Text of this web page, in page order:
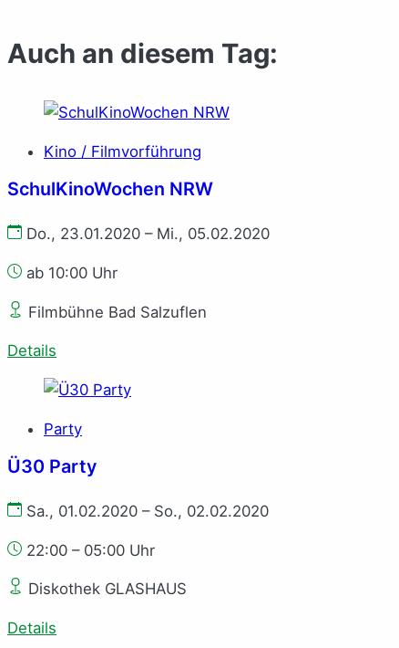
Auch an diesem Tag:
Kino / Filmvorführung
SchulKinoWochen NRW
Do., 23.01.2020 – Mi., 05.02.2020
ab 10:00 Uhr
Filmbühne Bad Salzuflen
Details
Party
Ü30 Party
Sa., 01.02.2020 – So., 02.02.2020
22:00 – 05:00 Uhr
Diskothek GLASHAUS
Details